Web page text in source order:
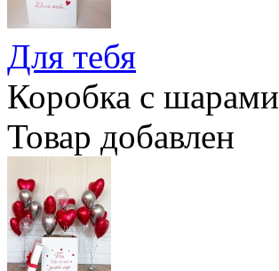
Для тебя
Коробка с шарами
Товар добавлен